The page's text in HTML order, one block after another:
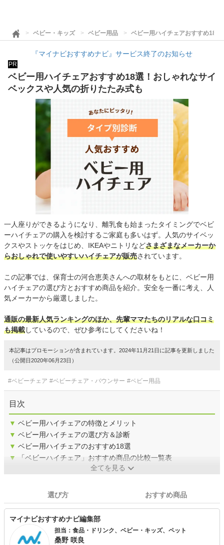
ベビー・キッズ ベビー用品 ベビー用ハイチェアおすすめ18
『マイナビおすすめナビ』サービス終了のお知らせ
PR
ベビー用ハイチェアおすすめ18選！おしゃれなサイ
ベックスや人気の折りたたみ式も
一人座りができるようになり、離乳食も始まったタイミングでベビ
ーハイチェアの購入を検討するご家庭も多いはず。人気のサイベッ
クスやストッケをはじめ、IKEAやニトリなどさまざまなメーカーか
らおしゃれで使いやすいハイチェアが販売されています。
この記事では、保育士の河合恵美さんへの取材をもとに、ベビー用
ハイチェアの選び方とおすすめ商品を紹介。安全を一番に考え、人
気メーカーから厳選しました。
通販の最新人気ランキングのほか、先輩ママたちのリアルな口コミ
も掲載しているので、ぜひ参考にしてくださいね！
本記事はプロモーションが含まれています。2024年11月21日に記事を更新しました
（公開日2020年06月23日）
#ベビーチェア #ベビーチェア・バウンサー #ベビー用品
目次
▼ ベビー用ハイチェアの特徴とメリット
▼ ベビー用ハイチェアの選び方＆診断
▼ ベビー用ハイチェアのおすすめ18選
▼
「ベビーハイチェア」おすすめ商品の比較一覧表
全てを見る
選び方 おすすめ商品
マイナビおすすめナビ編集部
担当：食品・ドリンク、ベビー・キッズ、ペット
桑野 咲良